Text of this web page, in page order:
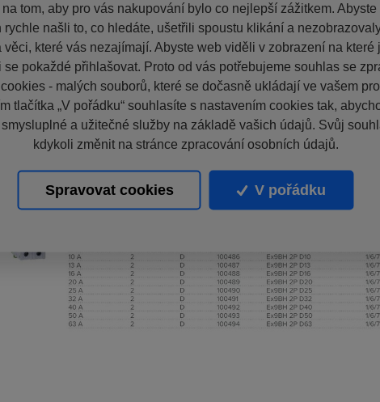
tom, aby pro vás nakupování bylo co nejlepší zážitkem. Abyste
rychle našli to, co hledáte, ušetřili spoustu klikání a
věci, které vás nezajímají. Abyste web viděli v zobrazení na které
se pokaždé přihlašovat. Proto od vás potřebujeme souhlas se
- malých souborů, které se dočasně ukládají ve vašem
tlačítka „V pořádku“ souhlasíte s nastavením cookies tak,
a užitečné služby na základě vašich údajů. Svůj
kdykoli změnit na stránce zpracování osobních údajů.
Spravovat cookies V pořádku